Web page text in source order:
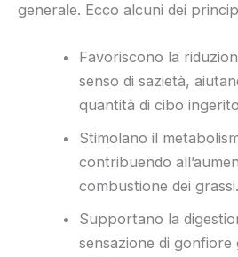
generale. Ecco alcuni dei
Favoriscono la
senso di sazietà,
quantità di cibo
Stimolano il
contribuendo
combustione dei grassi.
Supportano la
sensazione di